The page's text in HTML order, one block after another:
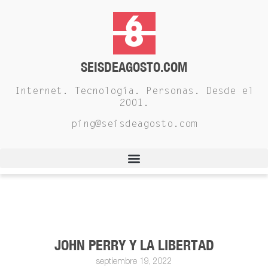
SEISDEAGOSTO.COM
Internet. Tecnología. Personas. Desde el
2001.
ping@seisdeagosto.com
JOHN PERRY Y LA LIBERTAD
septiembre 19, 2022